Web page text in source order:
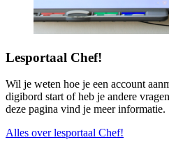
Lesportaal Chef!
Wil je weten hoe je een account
digibord start of heb je andere
deze pagina vind je meer informatie.
Alles over lesportaal Chef!